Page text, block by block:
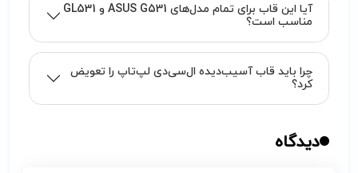
آیا این قاب برای تمام مدل‌های ASUS G531 و GL531
مناسب است؟
چرا باید قاب آسیب‌دیده ال‌سی‌دی لپ‌تاپ را تعویض
کرد؟
دیدگاه